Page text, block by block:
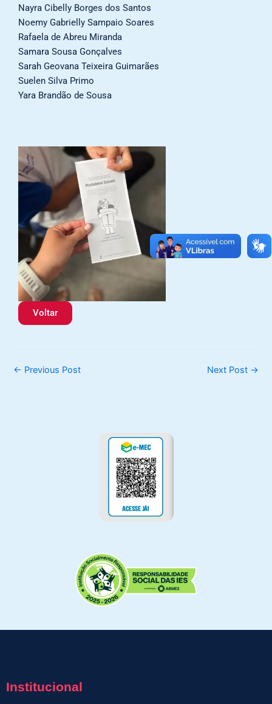
Nayra Cibelly Borges dos Santos
Noemy Gabrielly Sampaio Soares
Rafaela de Abreu Miranda
Samara Sousa Gonçalves
Sarah Geovana Teixeira Guimarães
Suelen Silva Primo
Yara Brandão de Sousa
Voltar
← Previous Post Next Post →
Institucional